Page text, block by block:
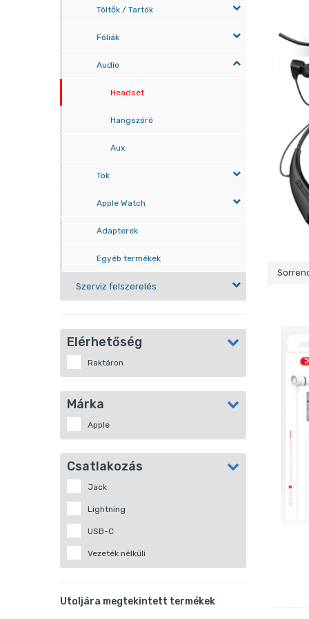
Töltők / Tartók
Fóliák
Audio
Headset
Hangszóró
Aux
Tok
Apple Watch
Adapterek
Egyéb termékek
Szerviz felszerelés
Elérhetőség
Raktáron
Márka
Apple
Csatlakozás
Jack
Lightning
USB-C
Vezeték nélküli
Utoljára megtekintett termékek